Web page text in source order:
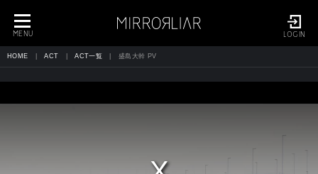
LOGIN
toggle
navigation
MENU
HOME ACT ACT一覧 盛島大幹 PV